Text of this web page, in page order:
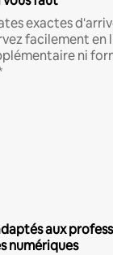
exactes
facilement en
ni
aux
numériques